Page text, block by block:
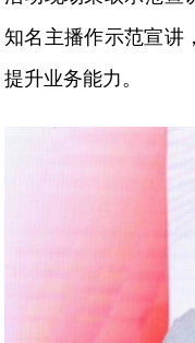
知名主播作示范宣讲
提升业务能力。